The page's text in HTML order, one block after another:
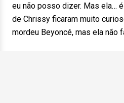
eu não posso dizer. Mas ela…
de Chrissy ficaram muito
mordeu Beyoncé, mas ela não